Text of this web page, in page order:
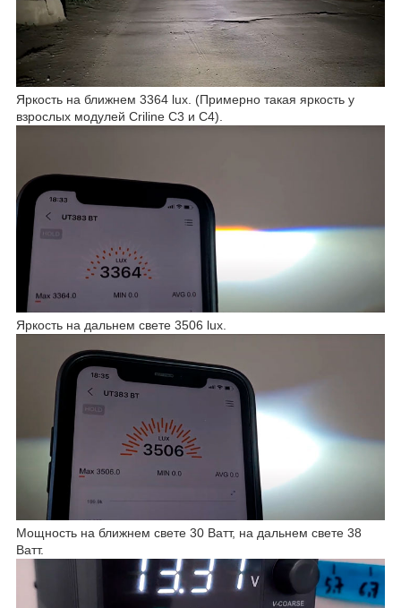
Яркость на ближнем 3364 lux. (Примерно такая яркость у
взрослых модулей Criline C3 и С4).
Яркость на дальнем свете 3506 lux.
Мощность на ближнем свете 30 Ватт, на дальнем свете 38
Ватт.